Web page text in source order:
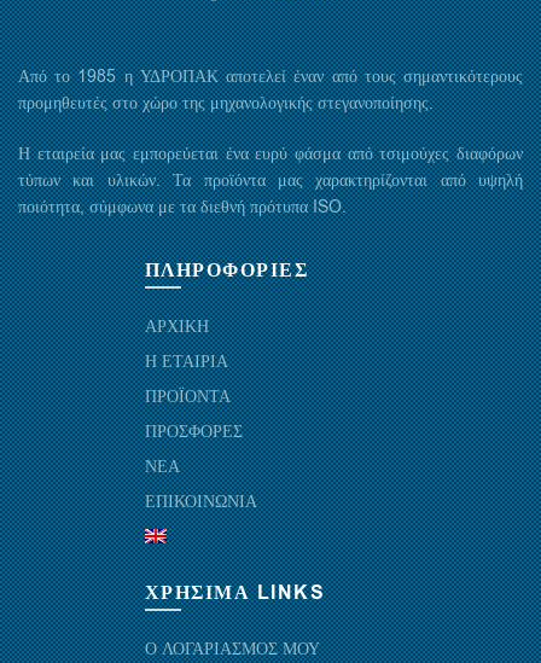
Από το 1985 η ΥΔΡΟΠΑΚ αποτελεί έναν από τους σημαντικότερους
προμηθευτές στο χώρο της μηχανολογικής στεγανοποίησης.
Η εταιρεία μας εμπορεύεται ένα ευρύ φάσμα από τσιμούχες διαφόρων
τύπων και υλικών. Τα προϊόντα μας χαρακτηρίζονται από υψηλή
ποιότητα, σύμφωνα με τα διεθνή πρότυπα ISO.
ΠΛΗΡΟΦΟΡΙΕΣ
ΑΡΧΙΚΗ
Η ΕΤΑΙΡΙΑ
ΠΡΟΪΟΝΤΑ
ΠΡΟΣΦΟΡΕΣ
ΝΕΑ
ΕΠΙΚΟΙΝΩΝΙΑ
ΧΡΗΣΙΜΑ LINKS
Ο ΛΟΓΑΡΙΑΣΜΟΣ ΜΟΥ